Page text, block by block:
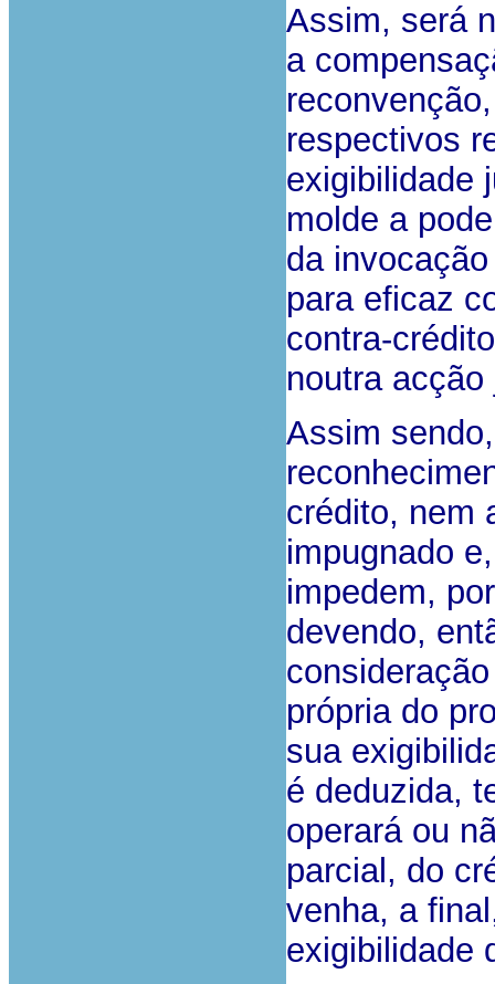
Assim, será
a
respectivos
exigibilidade
molde a
da
para eficaz
contra-
noutra
Assim
crédito, nem
impugnado
impedem,
devendo,
própria do
sua
é deduzida,
operará ou
parcial, do
venha, a
exigibilidade